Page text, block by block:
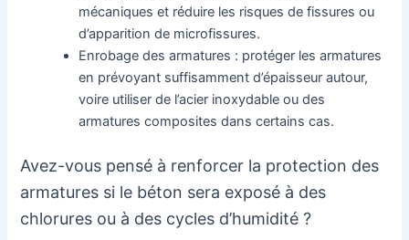
mécaniques et réduire les risques de fissures ou
d’apparition de microfissures.
Enrobage des armatures : protéger les armatures
en prévoyant suffisamment d’épaisseur autour,
voire utiliser de l’acier inoxydable ou des
armatures composites dans certains cas.
Avez-vous pensé à renforcer la protection des
armatures si le béton sera exposé à des
chlorures ou à des cycles d’humidité ?